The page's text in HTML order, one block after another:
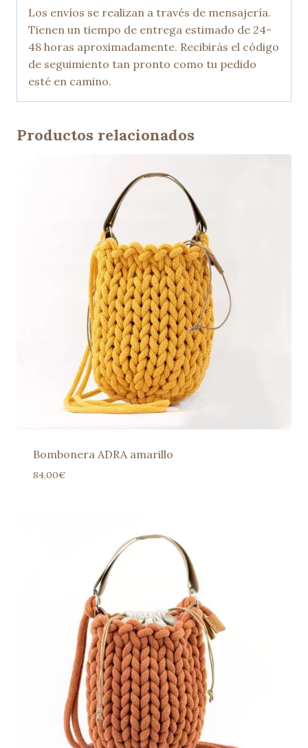
Los envíos se realizan a través de mensajería.
Tienen un tiempo de entrega estimado de 24-
48 horas aproximadamente. Recibirás el código
de seguimiento tan pronto como tu pedido
esté en camino.
Productos relacionados
Bombonera ADRA amarillo
84,00€